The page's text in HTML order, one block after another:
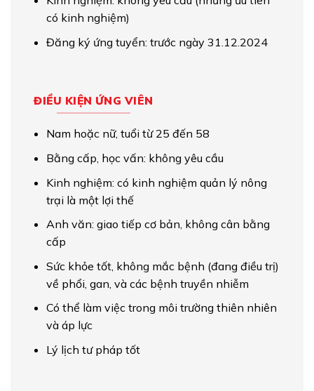
có kinh nghiệm)
Đăng ký ứng tuyển: trước ngày 31.12.2024
ĐIỀU KIỆN ỨNG VIÊN
Nam hoặc nữ, tuổi từ 25 đến 58
Bằng cấp, học vấn: không yêu cầu
Kinh nghiệm: có kinh nghiệm quản lý nông
trại là một lợi thế
Anh văn: giao tiếp cơ bản, không cân bằng
cấp
Sức khỏe tốt, không mắc bệnh (đang điều trị)
về phổi, gan, và các bệnh truyền nhiễm
Có thể làm việc trong môi trường thiên nhiên
và áp lực
Lý lịch tư pháp tốt